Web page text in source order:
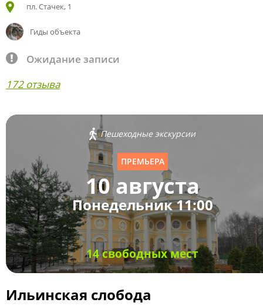
пл. Стачек, 1
Гиды объекта
Ожидание записи
172 отзыва
Пешеходные экскурсии
ПРЕМЬЕРА
10 августа
Понедельник 11:00
14 свободных мест
Ильинская слобода